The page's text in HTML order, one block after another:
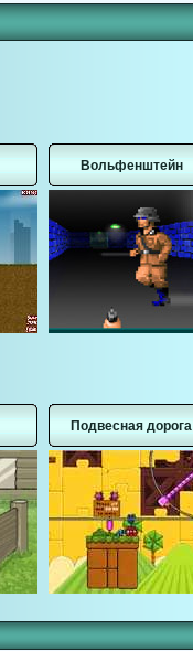
Вольфенштейн
Подвесная дорога